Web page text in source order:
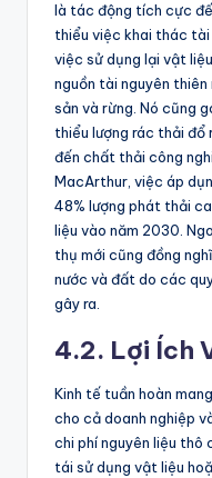
là tác động tích cực
thiểu việc khai thác tài
việc sử dụng lại vật
nguồn tài nguyên thiên
sản và rừng. Nó cũng
thiểu lượng rác thải đổ
đến chất thải công
MacArthur, việc áp
48% lượng phát thải
liệu vào năm 2030.
thụ mới cũng đồng
nước và đất do các
gây ra.
4.2. Lợi Ích
Kinh tế tuần hoàn
cho cả doanh nghiệp
chi phí nguyên liệu thô
tái sử dụng vật liệu